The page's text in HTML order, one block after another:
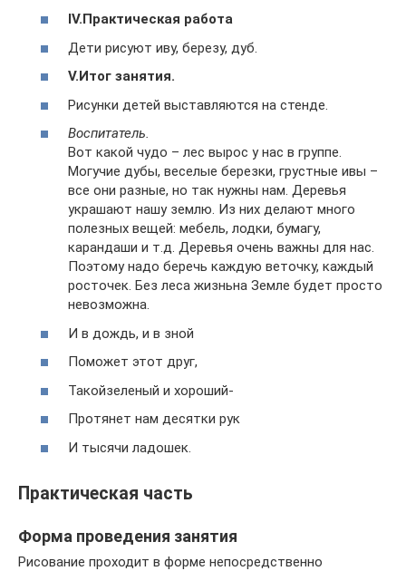
IV.Практическая работа
Дети рисуют иву, березу, дуб.
V.Итог занятия.
Рисунки детей выставляются на стенде.
Воспитатель.
Вот какой чудо – лес вырос у нас в группе.
Могучие дубы, веселые березки, грустные ивы –
все они разные, но так нужны нам. Деревья
украшают нашу землю. Из них делают много
полезных вещей: мебель, лодки, бумагу,
карандаши и т.д. Деревья очень важны для нас.
Поэтому надо беречь каждую веточку, каждый
росточек. Без леса жизньна Земле будет просто
невозможна.
И в дождь, и в зной
Поможет этот друг,
Такойзеленый и хороший-
Протянет нам десятки рук
И тысячи ладошек.
Практическая часть
Форма проведения занятия
Рисование проходит в форме непосредственно